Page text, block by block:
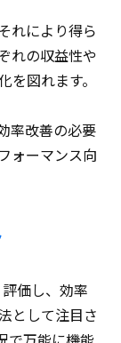
れにより得ら
れの収益性や
図れます。
率改善の必要
ォーマンス向
価し、効率
として注目さ